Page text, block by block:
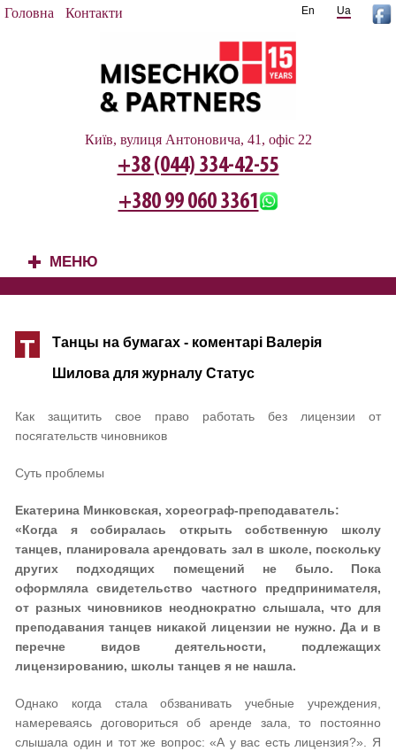
Головна Контакти Ua
En
Київ, вулиця Антоновича, 41, офіс 22
+38 (044) 334-42-55
+380 99 060 3361
+ МЕНЮ
Т Танцы на бумагах - коментарі Валерія
Шилова для журналу Статус
Как защитить свое право работать без лицензии от
посягательств чиновников
Суть проблемы
Екатерина Минковская, хореограф-преподаватель:
«Когда я собиралась открыть собственную школу
танцев, планировала арендовать зал в школе, поскольку
других подходящих помещений не было. Пока
оформляла свидетельство частного предпринимателя,
от разных чиновников неоднократно слышала, что для
преподавания танцев никакой лицензии не нужно. Да и в
перечне видов деятельности, подлежащих
лицензированию, школы танцев я не нашла.
Однако когда стала обзванивать учебные учреждения,
намереваясь договориться об аренде зала, то постоянно
слышала один и тот же вопрос: «А у вас есть лицензия?». Я